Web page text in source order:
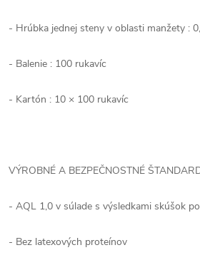
- Hrúbka jednej steny v oblasti manžety :
- Balenie : 100 rukavíc
- Kartón : 10 × 100 rukavíc
VÝROBNÉ A BEZPEČNOSTNÉ
- AQL 1,0 v súlade s výsledkami skúšok
- Bez latexových proteínov